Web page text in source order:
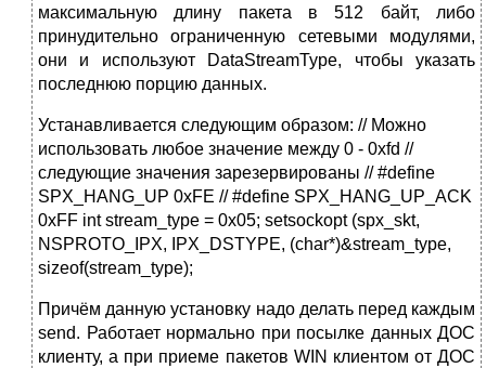
максимальную длину пакета в 512 байт, либо
принудительно ограниченную сетевыми модулями,
они и используют DataStreamType, чтобы указать
последнюю порцию данных.
Устанавливается следующим образом: // Можно
использовать любое значение между 0 - 0xfd //
следующие значения зарезервированы // #define
SPX_HANG_UP 0xFE // #define SPX_HANG_UP_ACK
0xFF int stream_type = 0x05; setsockopt (spx_skt,
NSPROTO_IPX, IPX_DSTYPE, (char*)&stream_type,
sizeof(stream_type);
Причём данную установку надо делать перед каждым
send. Работает нормально при посылке данных ДОС
клиенту, а при приеме пакетов WIN клиентом от ДОС